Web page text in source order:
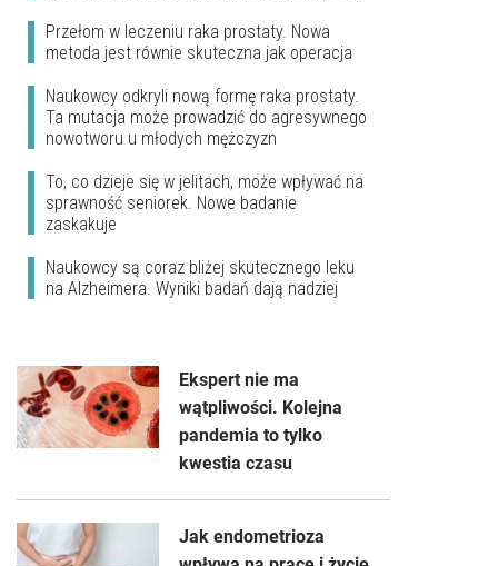
Przełom w leczeniu raka prostaty. Nowa
metoda jest równie skuteczna jak operacja
Naukowcy odkryli nową formę raka prostaty.
Ta mutacja może prowadzić do agresywnego
nowotworu u młodych mężczyzn
To, co dzieje się w jelitach, może wpływać na
sprawność seniorek. Nowe badanie
zaskakuje
Naukowcy są coraz bliżej skutecznego leku
na Alzheimera. Wyniki badań dają nadziej
Ekspert nie ma
wątpliwości. Kolejna
pandemia to tylko
kwestia czasu
Jak endometrioza